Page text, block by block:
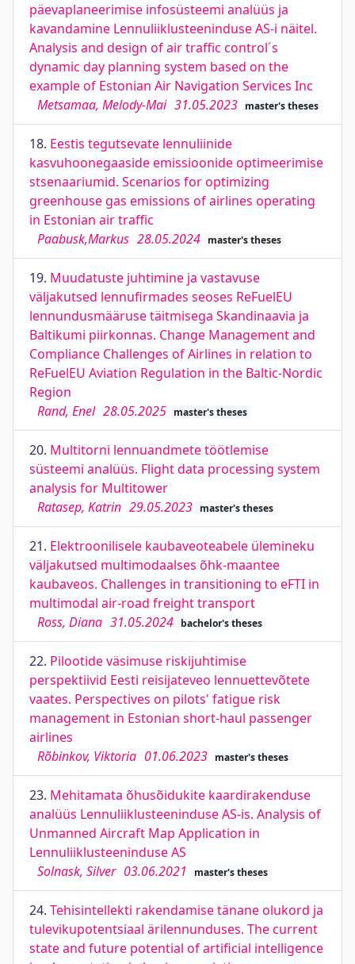
päevaplaneerimise infosüsteemi analüüs ja
kavandamine Lennuliiklusteeninduse AS-i näitel.
Analysis and design of air traffic control´s
dynamic day planning system based on the
example of Estonian Air Navigation Services Inc
Metsamaa, Melody-Mai 31.05.2023 master's theses
18. Eestis tegutsevate lennuliinide
kasvuhoonegaaside emissioonide optimeerimise
stsenaariumid. Scenarios for optimizing
greenhouse gas emissions of airlines operating
in Estonian air traffic
Paabusk,Markus 28.05.2024 master's theses
19. Muudatuste juhtimine ja vastavuse
väljakutsed lennufirmades seoses ReFuelEU
lennundusmääruse täitmisega Skandinaavia ja
Baltikumi piirkonnas. Change Management and
Compliance Challenges of Airlines in relation to
ReFuelEU Aviation Regulation in the Baltic-Nordic
Region
Rand, Enel 28.05.2025 master's theses
20. Multitorni lennuandmete töötlemise
süsteemi analüüs. Flight data processing system
analysis for Multitower
Ratasep, Katrin 29.05.2023 master's theses
21. Elektroonilisele kaubaveoteabele ülemineku
väljakutsed multimodaalses õhk-maantee
kaubaveos. Challenges in transitioning to eFTI in
multimodal air-road freight transport
Ross, Diana 31.05.2024 bachelor's theses
22. Pilootide väsimuse riskijuhtimise
perspektiivid Eesti reisijateveo lennuettevõtete
vaates. Perspectives on pilots' fatigue risk
management in Estonian short-haul passenger
airlines
Rõbinkov, Viktoria 01.06.2023 master's theses
23. Mehitamata õhusõidukite kaardirakenduse
analüüs Lennuliiklusteeninduse AS-is. Analysis of
Unmanned Aircraft Map Application in
Lennuliiklusteeninduse AS
Solnask, Silver 03.06.2021 master's theses
24. Tehisintellekti rakendamise tänane olukord ja
tulevikupotentsiaal ärilennunduses. The current
state and future potential of artificial intelligence